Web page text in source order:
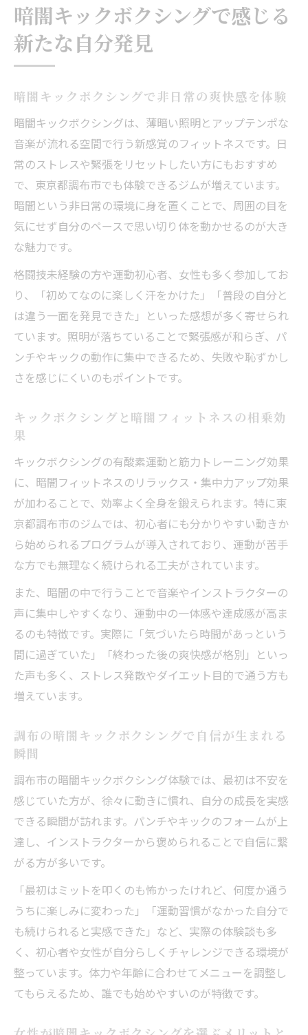
暗闇キックボクシングで感じる
新たな自分発見
暗闇キックボクシングで非日常の爽快感を体験
暗闇キックボクシングは、薄暗い照明とアップテンポな
音楽が流れる空間で行う新感覚のフィットネスです。日
常のストレスや緊張をリセットしたい方にもおすすめ
で、東京都調布市でも体験できるジムが増えています。
暗闇という非日常の環境に身を置くことで、周囲の目を
気にせず自分のペースで思い切り体を動かせるのが大き
な魅力です。
格闘技未経験の方や運動初心者、女性も多く参加してお
り、「初めてなのに楽しく汗をかけた」「普段の自分と
は違う一面を発見できた」といった感想が多く寄せられ
ています。照明が落ちていることで緊張感が和らぎ、パ
ンチやキックの動作に集中できるため、失敗や恥ずかし
さを感じにくいのもポイントです。
キックボクシングと暗闇フィットネスの相乗効
果
キックボクシングの有酸素運動と筋力トレーニング効果
に、暗闇フィットネスのリラックス・集中力アップ効果
が加わることで、効率よく全身を鍛えられます。特に東
京都調布市のジムでは、初心者にも分かりやすい動きか
ら始められるプログラムが導入されており、運動が苦手
な方でも無理なく続けられる工夫がされています。
また、暗闇の中で行うことで音楽やインストラクターの
声に集中しやすくなり、運動中の一体感や達成感が高ま
るのも特徴です。実際に「気づいたら時間があっという
間に過ぎていた」「終わった後の爽快感が格別」といっ
た声も多く、ストレス発散やダイエット目的で通う方も
増えています。
調布の暗闇キックボクシングで自信が生まれる
瞬間
調布市の暗闇キックボクシング体験では、最初は不安を
感じていた方が、徐々に動きに慣れ、自分の成長を実感
できる瞬間が訪れます。パンチやキックのフォームが上
達し、インストラクターから褒められることで自信に繋
がる方が多いです。
「最初はミットを叩くのも怖かったけれど、何度か通う
うちに楽しみに変わった」「運動習慣がなかった自分で
も続けられると実感できた」など、実際の体験談も多
く、初心者や女性が自分らしくチャレンジできる環境が
整っています。体力や年齢に合わせてメニューを調整し
てもらえるため、誰でも始めやすいのが特徴です。